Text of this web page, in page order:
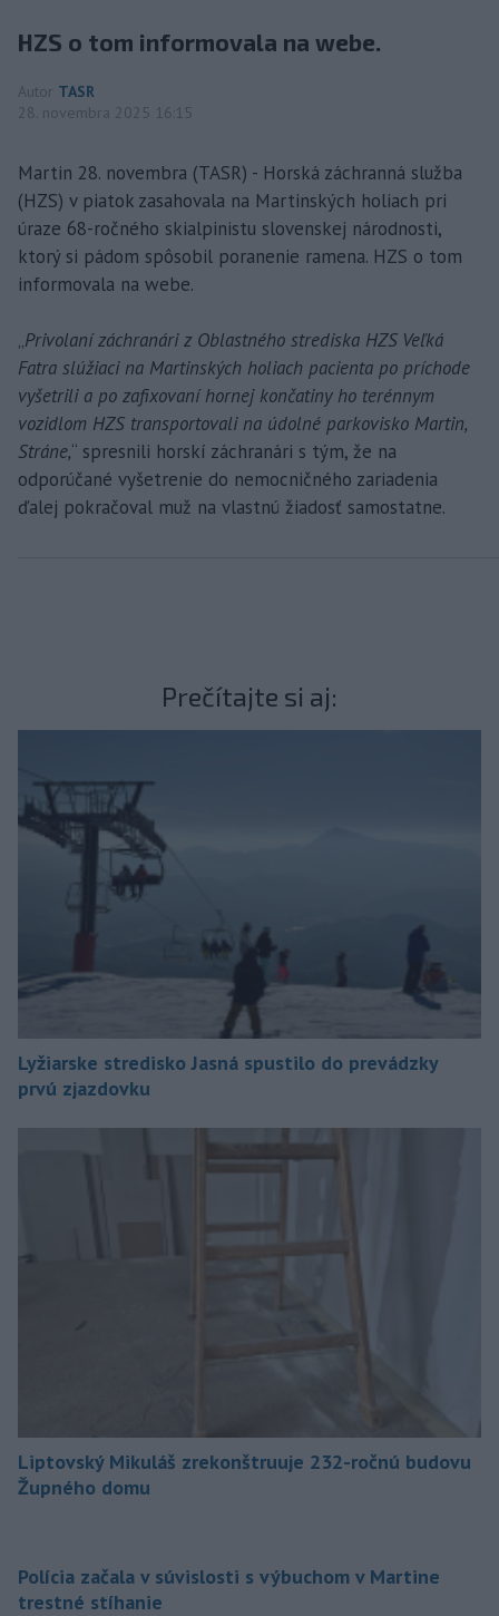
HZS o tom informovala na webe.
Autor TASR
28. novembra 2025 16:15
Martin 28. novembra (TASR) - Horská záchranná služba
(HZS) v piatok zasahovala na Martinských holiach pri
úraze 68-ročného skialpinistu slovenskej národnosti,
ktorý si pádom spôsobil poranenie ramena. HZS o tom
informovala na webe.
„Privolaní záchranári z Oblastného strediska HZS Veľká
Fatra slúžiaci na Martinských holiach pacienta po príchode
vyšetrili a po zafixovaní hornej končatiny ho terénnym
vozidlom HZS transportovali na údolné parkovisko Martin,
Stráne,“ spresnili horskí záchranári s tým, že na
odporúčané vyšetrenie do nemocničného zariadenia
ďalej pokračoval muž na vlastnú žiadosť samostatne.
Prečítajte si aj:
Lyžiarske stredisko Jasná spustilo do prevádzky
prvú zjazdovku
Liptovský Mikuláš zrekonštruuje 232-ročnú budovu
Župného domu
Polícia začala v súvislosti s výbuchom v Martine
trestné stíhanie